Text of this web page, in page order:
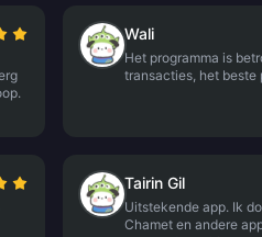
Wali
Het programma is
transacties, het beste
Tairin Gil
Uitstekende app. Ik
Chamet en andere